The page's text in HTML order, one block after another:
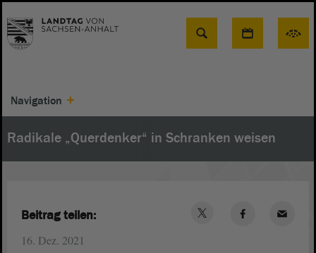
Suche
Navigation
Radikale „Querdenker“ in Schranken weisen
16. Dez. 2021
Beitrag teilen: